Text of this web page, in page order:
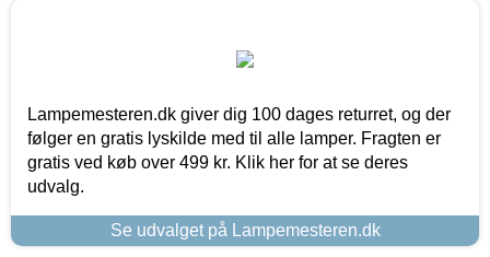
Lampemesteren.dk giver dig 100 dages returret, og der
følger en gratis lyskilde med til alle lamper. Fragten er
gratis ved køb over 499 kr. Klik her for at se deres
udvalg.
Se udvalget på Lampemesteren.dk